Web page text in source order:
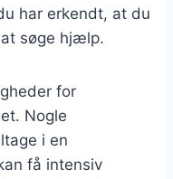
har erkendt, at du
søge hjælp.
for
Nogle
i en
få intensiv